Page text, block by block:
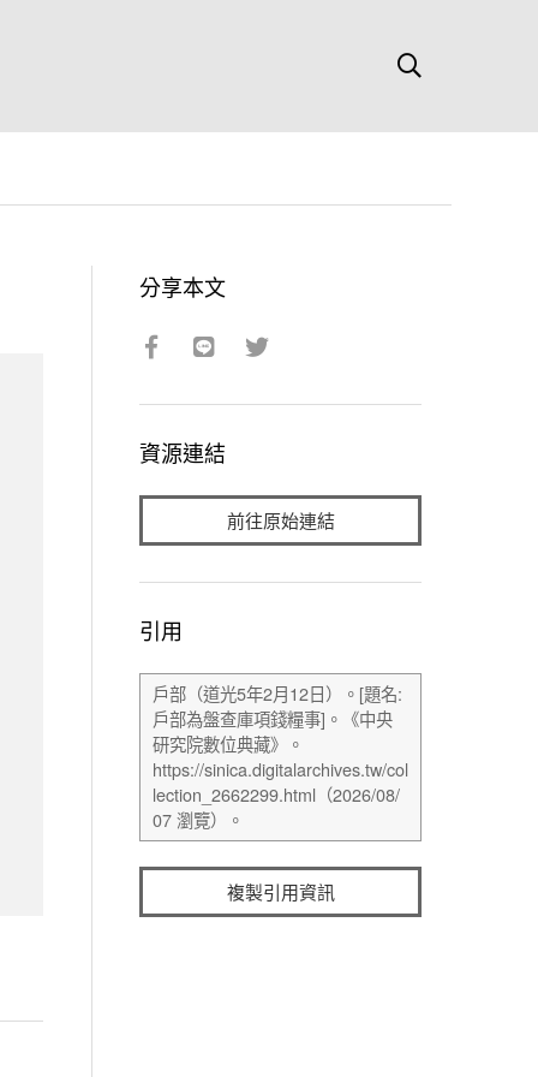
分享本文
資源連結
前往原始連結
引用
複製引用資訊